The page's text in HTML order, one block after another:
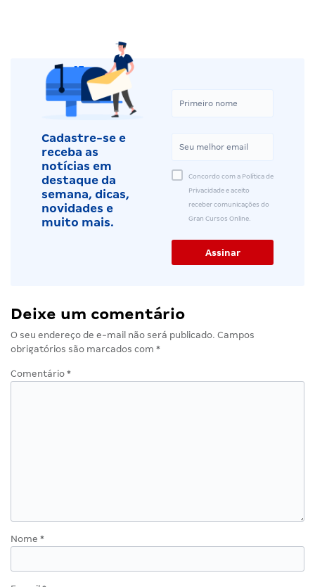
Cadastre-se e
receba as
notícias em
destaque da
semana, dicas,
novidades e
muito mais.
Concordo com a Política de
Privacidade e aceito
receber comunicações do
Gran Cursos Online.
Deixe um comentário
O seu endereço de e-mail não será publicado. Campos
obrigatórios são marcados com *
Comentário *
Nome *